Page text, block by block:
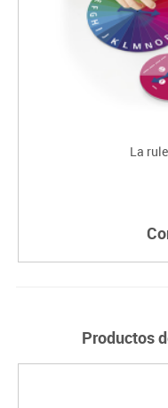
La
Productos